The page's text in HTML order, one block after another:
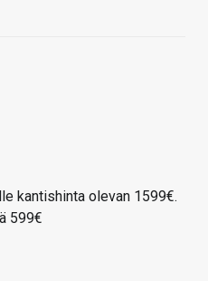
kantishinta olevan 1599€.
599€